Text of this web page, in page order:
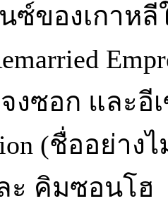
ซ์ของเกาห
งซอก และอี
(ชื่ออย่าง
ะ คิมซอนโฮ